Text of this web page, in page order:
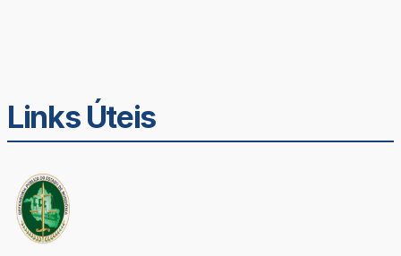
Links Úteis